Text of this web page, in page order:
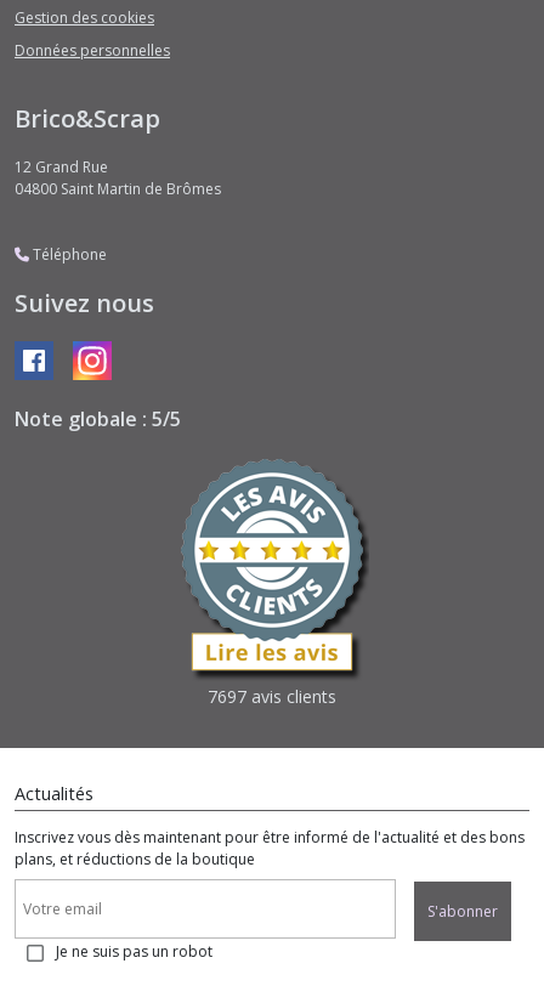
Gestion des cookies
Données personnelles
Brico&Scrap
12 Grand Rue
04800 Saint Martin de Brômes
Téléphone
Suivez nous
Note globale : 5/5
7697 avis clients
Actualités
Inscrivez vous dès maintenant pour être informé de l'actualité et des bons
plans, et réductions de la boutique
S'abonner
Je ne suis pas un robot